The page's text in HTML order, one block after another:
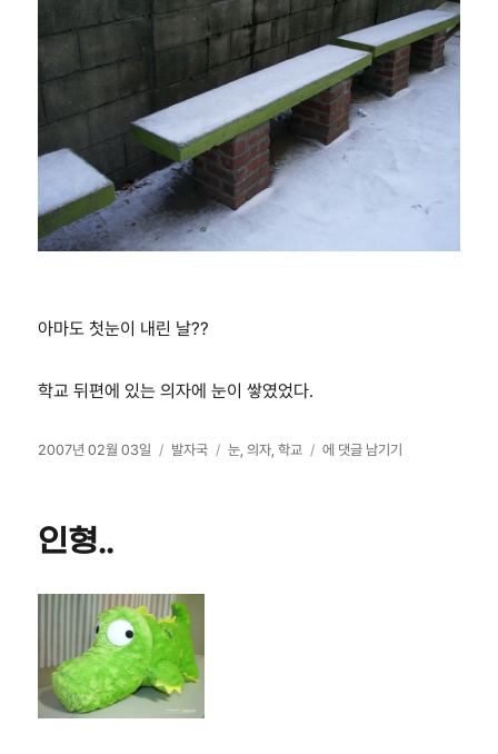
아마도 첫눈이 내린 날??
학교 뒤편에 있는 의자에 눈이 쌓였었다.
작
2007년 02월 03일
카
발자국
태
눈 ,의자 ,학교
눈
에 댓글 남기기
인형..